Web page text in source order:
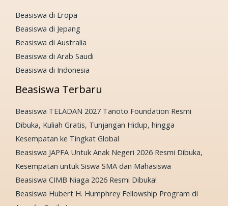
Beasiswa di Eropa
Beasiswa di Jepang
Beasiswa di Australia
Beasiswa di Arab Saudi
Beasiswa di Indonesia
Beasiswa Terbaru
Beasiswa TELADAN 2027 Tanoto Foundation Resmi
Dibuka, Kuliah Gratis, Tunjangan Hidup, hingga
Kesempatan ke Tingkat Global
Beasiswa JAPFA Untuk Anak Negeri 2026 Resmi Dibuka,
Kesempatan untuk Siswa SMA dan Mahasiswa
Beasiswa CIMB Niaga 2026 Resmi Dibuka!
Beasiswa Hubert H. Humphrey Fellowship Program di